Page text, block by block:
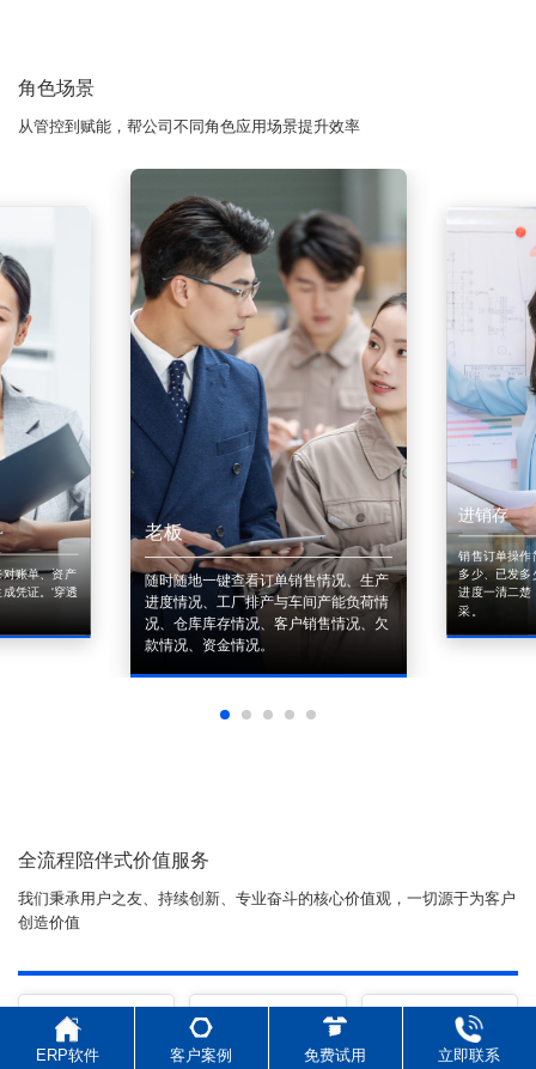
角色场景
从管控到赋能，帮公司不同角色应用场景提升效率
账单、资产
凭证。'穿透
老板
随时随地一键查看订单销售情况、生产
进度情况、工厂排产与车间产能负荷情
况、仓库库存情况、客户销售情况、欠
款情况、资金情况。
进销存
销售订单操作
多少、已发多
进度一清二楚
采。
全流程陪伴式价值服务
我们秉承用户之友、持续创新、专业奋斗的核心价值观，一切源于为客户
创造价值
初次相识 1对1定制方案
ERP软件 客户案例 免费试用 立即联系